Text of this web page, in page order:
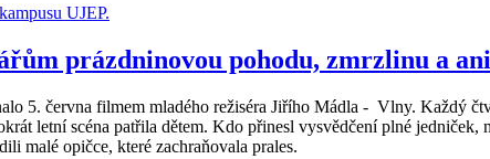
prázdninovou pohodu, zmrzlinu a
5. června filmem mladého režiséra Jiřího Mádla - Vlny. Každý
letní scéna patřila dětem. Kdo přinesl vysvědčení plné
malé opičce, které zachraňovala prales.